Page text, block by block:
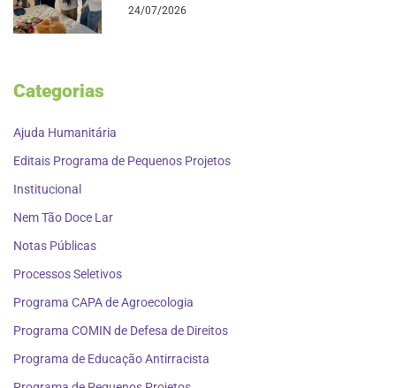
24/07/2026
Categorias
Ajuda Humanitária
Editais Programa de Pequenos Projetos
Institucional
Nem Tão Doce Lar
Notas Públicas
Processos Seletivos
Programa CAPA de Agroecologia
Programa COMIN de Defesa de Direitos
Programa de Educação Antirracista